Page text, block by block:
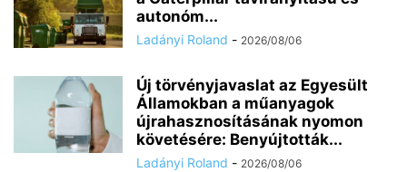
autonóm...
Ladányi Roland - 2026/08/06
Új törvényjavaslat az Egyesült
Államokban a műanyagok
újrahasznosításának nyomon
követésére: Benyújtották...
Ladányi Roland - 2026/08/06